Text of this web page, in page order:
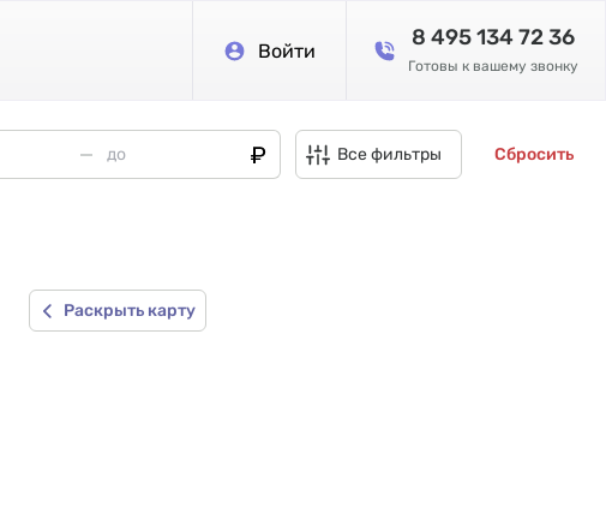
Войти
8 495 134 72 36
Готовы к вашему звонку
Все фильтры Сбросить
Раскрыть карту